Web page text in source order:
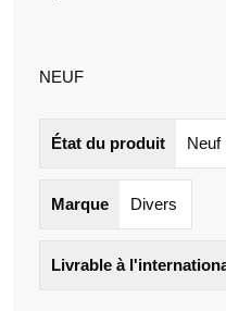
NEUF
État du produit Neuf
Marque Divers
Livrable à